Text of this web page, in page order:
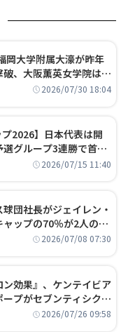
岡大学附属大濠が昨年
、大阪薫英女学院は岐
試合結果2026/07/30 18:04
プ2026】日本代表は開
グループ3連勝で首位
ジプトに決定2026/07/15 11:40
球団社長がジェイレン・
ップの70％が2人の選
勝てない」2026/07/08 07:30
ン効果』、ケンテイビア
プがセブンティシクサ
2026/07/26 09:58